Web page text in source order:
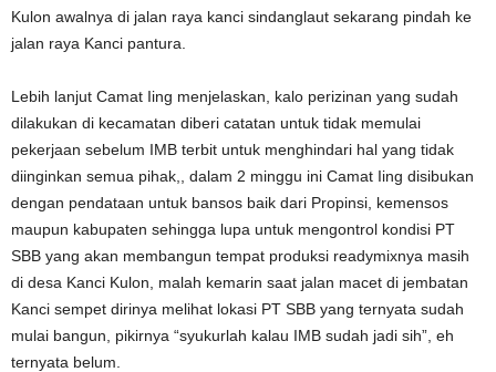
Kulon awalnya di jalan raya kanci sindanglaut sekarang pindah ke
jalan raya Kanci pantura.
Lebih lanjut Camat Iing menjelaskan, kalo perizinan yang sudah
dilakukan di kecamatan diberi catatan untuk tidak memulai
pekerjaan sebelum IMB terbit untuk menghindari hal yang tidak
diinginkan semua pihak,, dalam 2 minggu ini Camat Iing disibukan
dengan pendataan untuk bansos baik dari Propinsi, kemensos
maupun kabupaten sehingga lupa untuk mengontrol kondisi PT
SBB yang akan membangun tempat produksi readymixnya masih
di desa Kanci Kulon, malah kemarin saat jalan macet di jembatan
Kanci sempet dirinya melihat lokasi PT SBB yang ternyata sudah
mulai bangun, pikirnya “syukurlah kalau IMB sudah jadi sih”, eh
ternyata belum.